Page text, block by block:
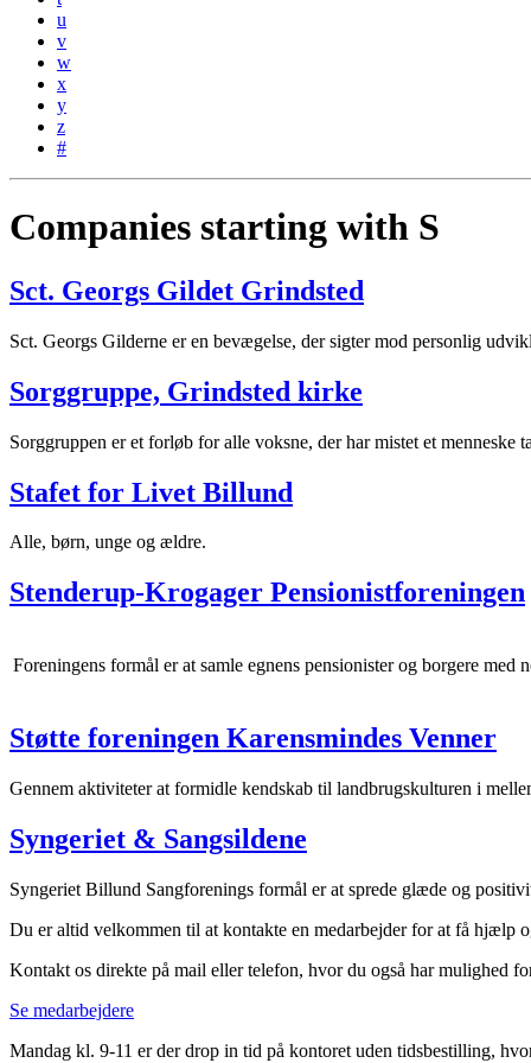
u
v
w
x
y
z
#
Companies starting with S
Sct. Georgs Gildet Grindsted
Sct. Georgs Gilderne er en bevægelse, der sigter mod personlig
Sorggruppe, Grindsted kirke
Sorggruppen er et forløb for alle voksne, der har mistet et
Stafet for Livet Billund
Alle, børn, unge og ældre.
Stenderup-Krogager Pensionistforeningen
Foreningens formål er at samle egnens pensionister og borgere
Støtte foreningen Karensmindes Venner
Gennem aktiviteter at formidle kendskab til landbrugskulturen i
Syngeriet & Sangsildene
Syngeriet Billund Sangforenings formål er at sprede glæde og
Du er altid velkommen til at kontakte en medarbejder for at få hjælp
Kontakt os direkte på mail eller telefon, hvor du også har mulighed
Se medarbejdere
Mandag kl. 9-11 er der drop in tid på kontoret uden tidsbestilling,